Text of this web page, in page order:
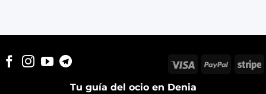
Tu guía del ocio en Denia
Visa PayPal